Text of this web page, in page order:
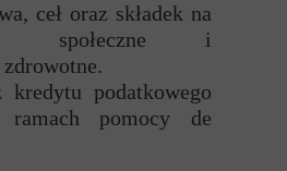
ceł oraz składek na
społeczne i
kredytu podatkowego
ramach pomocy de